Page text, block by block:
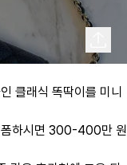
클래식 똑딱이를 미니
폼하시면 300-400만 원